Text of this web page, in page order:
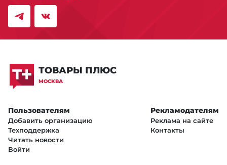
ТОВАРЫ ПЛЮС
МОСКВА
Пользователям
Добавить организацию
Техподдержка
Читать новости
Войти
Рекламодателям
Реклама на сайте
Контакты